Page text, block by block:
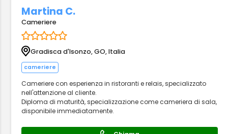
Martina C.
Cameriere
Gradisca d'Isonzo, GO, Italia
cameriere
Cameriere con esperienza in ristoranti e relais, specializzato
nell'attenzione al cliente.
Diploma di maturità, specializzazione come cameriera di sala,
disponibile immediatamente.